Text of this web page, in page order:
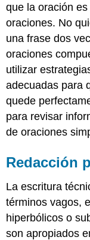
que la oración
oraciones. No
una frase dos
oraciones
utilizar
adecuadas para
quede
para revisar
de oraciones
Redacción
La escritura
términos vagos,
hiperbólicos o
son apropiados